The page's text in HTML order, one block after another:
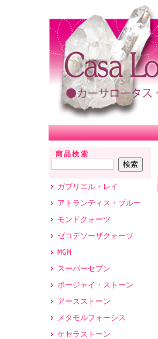
商品検索
ガブリエル・レイ
アトランティス・ブルー
モンドクォーツ
ゼコデソーザクォーツ
MGM
スーパーセブン
ボージャイ・ストーン
アースストーン
メタモルフォーシス
ケセラストーン